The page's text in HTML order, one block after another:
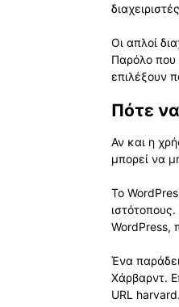
Οι απλοί
Παρόλο που
επιλέξουν
Πότε
Αν και η
μπορεί να
Το
WordPress,
Ένα
Χάρβαρντ.
URL